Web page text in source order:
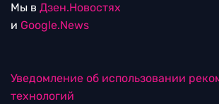
Мы в Дзен.Новостях
и Google.News
Уведомление об использовании
технологий